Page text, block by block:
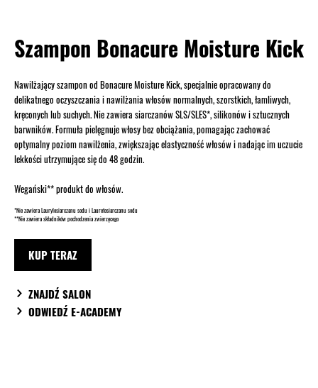
Szampon Bonacure Moisture Kick
Nawilżający szampon od Bonacure Moisture Kick, specjalnie opracowany do
delikatnego oczyszczania i nawilżania włosów normalnych, szorstkich, łamliwych,
kręconych lub suchych. Nie zawiera siarczanów SLS/SLES*, silikonów i sztucznych
barwników. Formuła pielęgnuje włosy bez obciążania, pomagając zachować
optymalny poziom nawilżenia, zwiększając elastyczność włosów i nadając im uczucie
lekkości utrzymujące się do 48 godzin.
Wegański** produkt do włosów.
*Nie zawiera Laurylosiarczanu sodu i Lauretosiarczanu sodu
**Nie zawiera składników pochodzenia zwierzęcego
KUP TERAZ
ZNAJDŹ SALON
ODWIEDŹ E-ACADEMY